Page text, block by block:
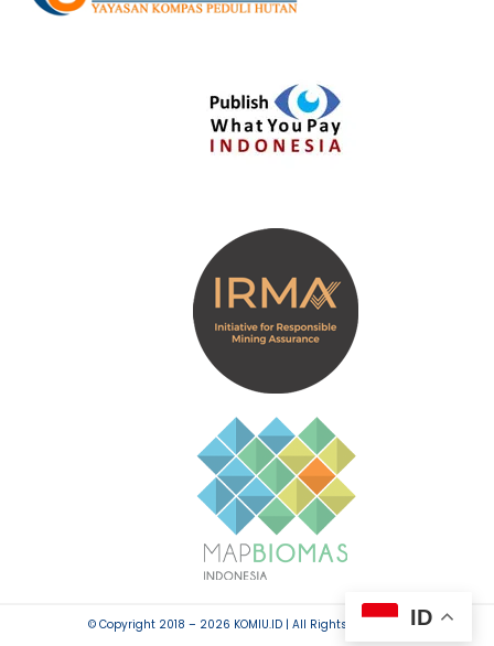
© Copyright 2018 – 2026 KOMIU.ID | All Rights Reserved. ID